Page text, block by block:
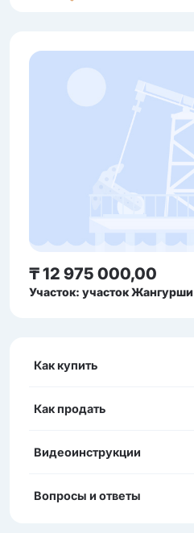
₸ 12 975 000,00
Участок: участок Жангурши
Как купить
Как продать
Видеоинструкции
Вопросы и ответы